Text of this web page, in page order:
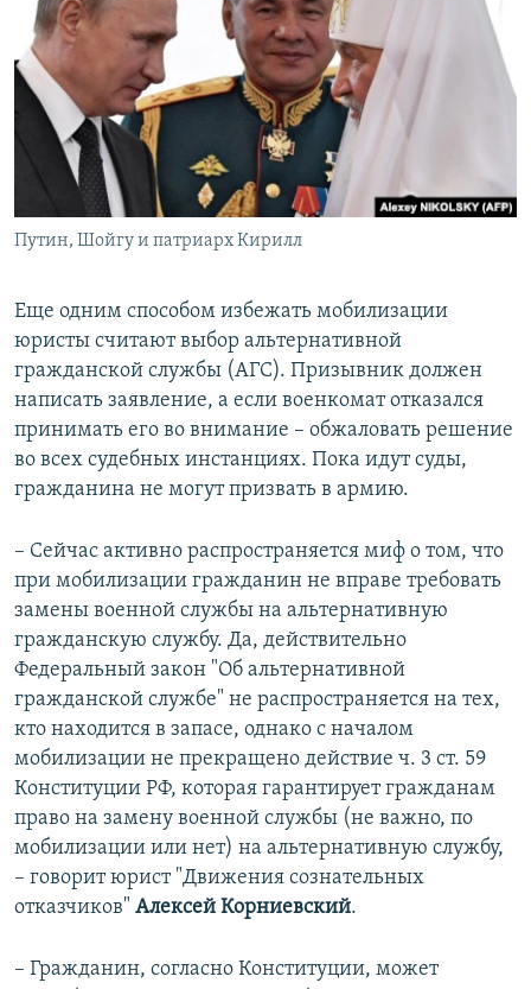
Путин, Шойгу и патриарх Кирилл
Еще одним способом избежать мобилизации
юристы считают выбор альтернативной
гражданской службы (АГС). Призывник должен
написать заявление, а если военкомат отказался
принимать его во внимание – обжаловать решение
во всех судебных инстанциях. Пока идут суды,
гражданина не могут призвать в армию.
– Сейчас активно распространяется миф о том, что
при мобилизации гражданин не вправе требовать
замены военной службы на альтернативную
гражданскую службу. Да, действительно
Федеральный закон "Об альтернативной
гражданской службе" не распространяется на тех,
кто находится в запасе, однако с началом
мобилизации не прекращено действие ч. 3 ст. 59
Конституции РФ, которая гарантирует гражданам
право на замену военной службы (не важно, по
мобилизации или нет) на альтернативную службу,
– говорит юрист "Движения сознательных
отказчиков" Алексей Корниевский.
– Гражданин, согласно Конституции, может